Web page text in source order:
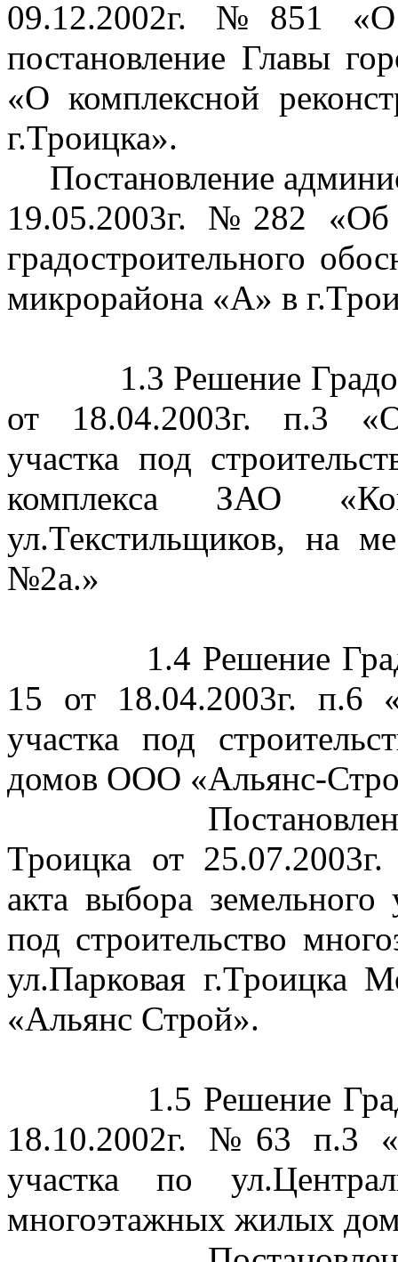
09.12.2002г. №851 «О
постановление Главы
«О комплексной
г.Троицка».
Постановление
19.05.2003г. №282 «Об
градостроительного
микрорайона «А» в г.Т
1.3 Решение
от 18.04.2003г. п.3
участка под
комплекса ЗАО
ул.Текстильщиков, на
№2а.»
1.4 Решение
15 от 18.04.2003г. п.6
участка под
домов ООО «Альянс-
Троицка от
акта выбора земельного
под строительство
ул.Парковая г.Троицка
«Альянс Строй».
1.5 Решение
18.10.2002г. №63 п.3
участка по ул.Ц
многоэтажных жилых